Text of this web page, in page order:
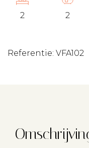
2 2
Referentie: VFA102